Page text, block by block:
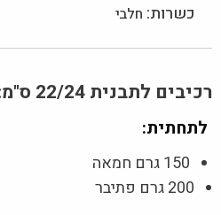
כשרות: חלבי
רכיבים לתבנית 22/24 ס"מ:
לתחתית:
150 גרם חמאה
200 גרם פתיבר